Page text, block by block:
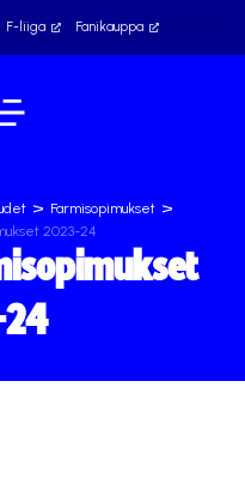
F-liiga Fanikauppa
> Farmisopimukset >
2023-24